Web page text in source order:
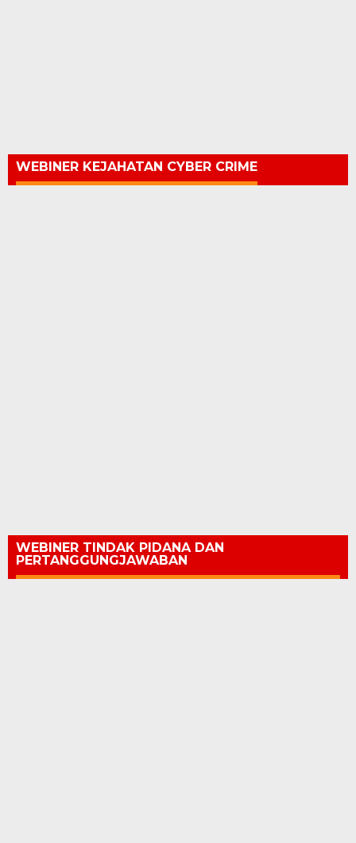
WEBINER KEJAHATAN CYBER CRIME
WEBINER TINDAK PIDANA DAN
PERTANGGUNGJAWABAN